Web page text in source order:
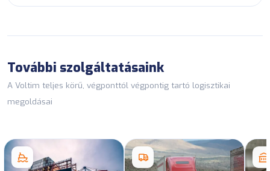
További szolgáltatásaink
A Voltim teljes körű, végponttól végpontig tartó logisztikai
megoldásai